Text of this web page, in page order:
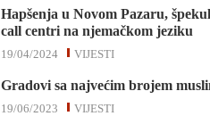
Hapšenja u Novom Pazaru,
call centri na njemačkom jeziku
VIJESTI
19/04/2024
Gradovi sa najvećim brojem
VIJESTI
19/06/2023